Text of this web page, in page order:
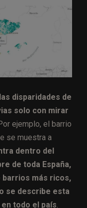
disparidades de
solo con mirar
ejemplo, el barrio
se muestra a
dentro del
de toda España,
barrios más ricos,
se describe esta
todo el país.